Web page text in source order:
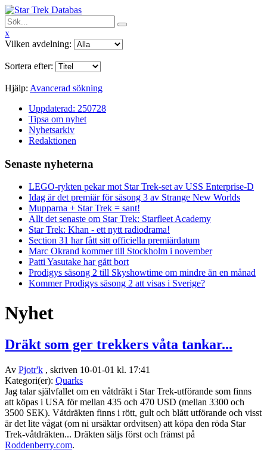
x
Vilken avdelning:
Sortera efter:
Hjälp: Avancerad sökning
Uppdaterad: 250728
Tipsa om nyhet
Nyhetsarkiv
Redaktionen
Senaste nyheterna
LEGO-rykten pekar mot Star Trek-set av USS Enterprise-D
Idag är det premiär för säsong 3 av Strange New Worlds
Mupparna + Star Trek = sant!
Allt det senaste om Star Trek: Starfleet Academy
Star Trek: Khan - ett nytt radiodrama!
Section 31 har fått sitt officiella premiärdatum
Marc Okrand kommer till Stockholm i november
Patti Yasutake har gått bort
Prodigys säsong 2 till Skyshowtime om mindre än en månad
Kommer Prodigys säsong 2 att visas i Sverige?
Nyhet
Dräkt som ger trekkers våta tankar...
Av Pjotr'k , skriven 10-01-01 kl. 17:41
Kategori(er): Quarks
Jag talar självfallet om en våtdräkt i Star Trek-utförande som finns
att köpas i USA för mellan 435 och 470 USD (mellan 3300 och
3500 SEK). Våtdräkten finns i rött, gult och blått utförande och visst
är det lite vågat (om ni ursäktar ordvitsen) att köpa den röda Star
Trek-våtdräkten... Dräkten säljs först och främst på
Roddenberry.com.